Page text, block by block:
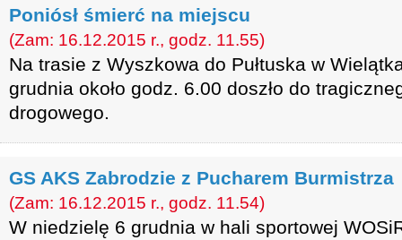
Poniósł śmierć na miejscu
(Zam: 16.12.2015 r., godz. 11.55)
Na trasie z Wyszkowa do Pułtuska w
grudnia około godz. 6.00 doszło do
drogowego.
GS AKS Zabrodzie z Pucharem Burmistrza
(Zam: 16.12.2015 r., godz. 11.54)
W niedzielę 6 grudnia w hali sportowej